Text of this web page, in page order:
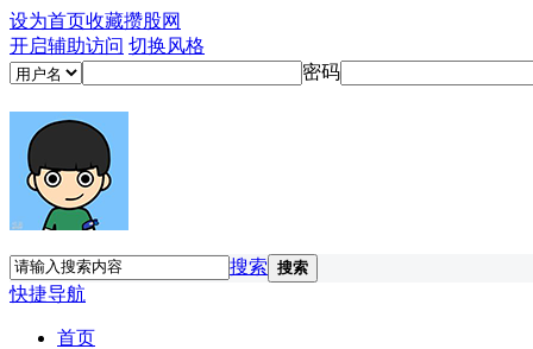
设为首页收藏攒股网
开启辅助访问 切换风格
密码
搜索 搜索
快捷导航
首页